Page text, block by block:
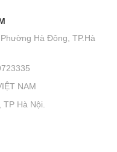
Hà Đông, TP.Hà
NAM
Hà Nội.